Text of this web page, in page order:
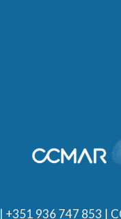
| +351 936 747 853 |